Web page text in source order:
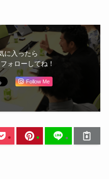
に入ったら
ォローしてね！
Follow Me